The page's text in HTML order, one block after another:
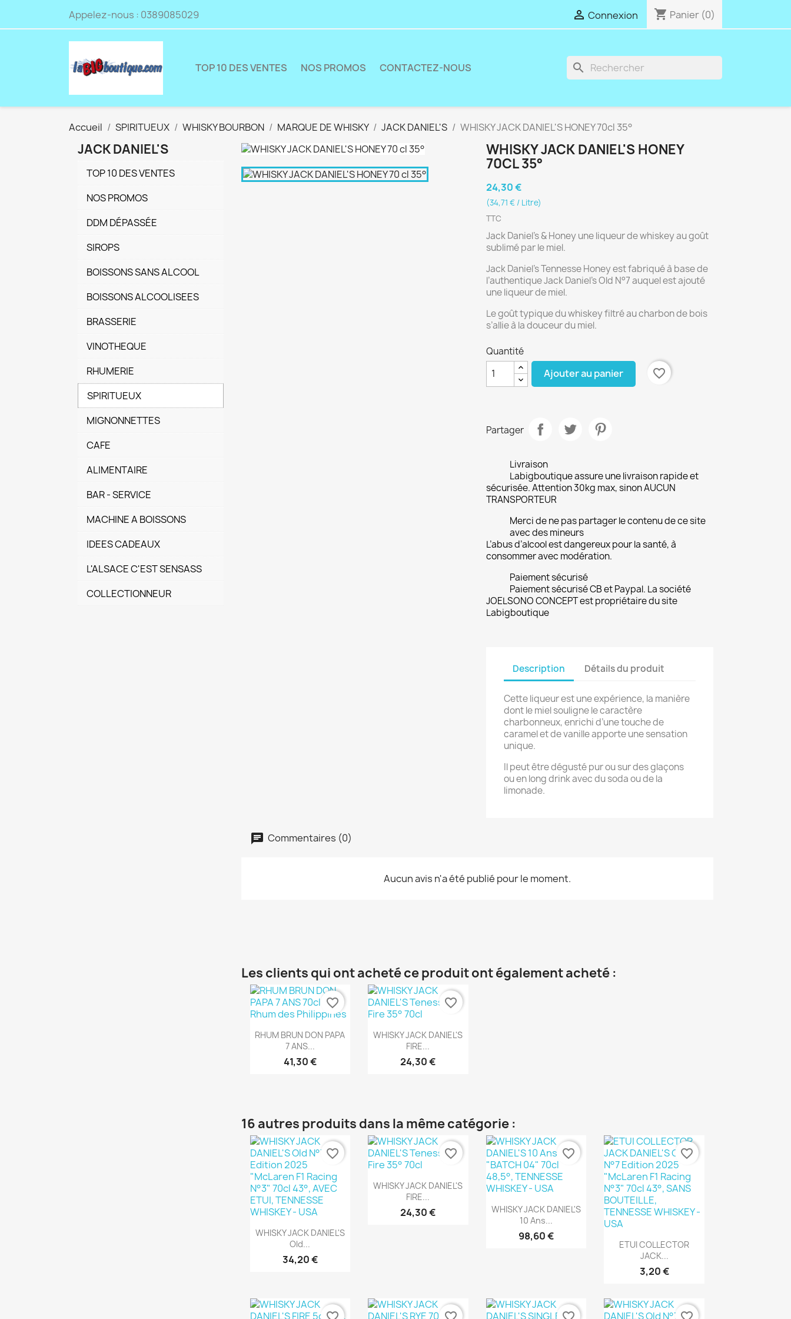
Appelez-nous : 0389085029  Connexion shopping_cart Panier (0)
TOP 10 DES VENTES NOS PROMOS CONTACTEZ-NOUS search
Accueil SPIRITUEUX WHISKY BOURBON MARQUE DE WHISKY JACK DANIEL'S WHISKY JACK DANIEL'S HONEY 70cl 35°
JACK DANIEL'S
TOP 10 DES VENTES
NOS PROMOS
DDM DÉPASSÉE
SIROPS
BOISSONS SANS ALCOOL
BOISSONS ALCOOLISEES
BRASSERIE
VINOTHEQUE
RHUMERIE
SPIRITUEUX
MIGNONNETTES
CAFE
ALIMENTAIRE
BAR - SERVICE
MACHINE A BOISSONS
IDEES CADEAUX
L'ALSACE C'EST SENSASS
COLLECTIONNEUR
WHISKY JACK DANIEL'S HONEY
70CL 35°
24,30 €
(34,71 € / Litre)
TTC
Jack Daniel’s & Honey une liqueur de whiskey au goût
sublimé par le miel.
Jack Daniel’s Tennesse Honey est fabriqué à base de
l’authentique Jack Daniel’s Old N°7 auquel est ajouté
une liqueur de miel.
Le goût typique du whiskey filtré au charbon de bois
s’allie à la douceur du miel.
Quantité
Ajouter au panier favorite_border
Partager
Livraison
Labigboutique assure une livraison rapide et
sécurisée. Attention 30kg max, sinon AUCUN
TRANSPORTEUR
Merci de ne pas partager le contenu de ce site
avec des mineurs
L’abus d’alcool est dangereux pour la santé, à
consommer avec modération.
Paiement sécurisé
Paiement sécurisé CB et Paypal. La société
JOELSONO CONCEPT est propriétaire du site
Labigboutique
Description Détails du produit
Cette liqueur est une expérience, la manière
dont le miel souligne le caractère
charbonneux, enrichi d’une touche de
caramel et de vanille apporte une sensation
unique.
Il peut être dégusté pur ou sur des glaçons
ou en long drink avec du soda ou de la
limonade.
Commentaires (0)
Aucun avis n'a été publié pour le moment.
Les clients qui ont acheté ce produit ont également acheté :
Aperçu rapide
RHUM BRUN DON PAPA
7 ANS...
41,30 €
favorite_border
Aperçu rapide
WHISKY JACK DANIEL'S
FIRE...
24,30 €
favorite_border
16 autres produits dans la même catégorie :
Aperçu rapide
WHISKY JACK DANIEL'S
Old...
34,20 €
favorite_border
Aperçu rapide
WHISKY JACK DANIEL'S
FIRE...
24,30 €
favorite_border
Aperçu rapide
WHISKY JACK DANIEL'S
10 Ans...
98,60 €
favorite_border
Aperçu rapide
ETUI COLLECTOR
JACK...
3,20 €
favorite_border